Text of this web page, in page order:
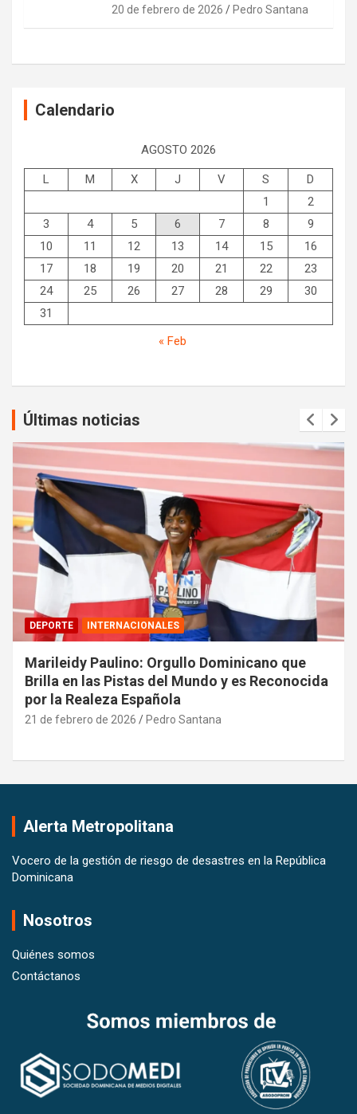
20 de febrero de 2026 Pedro Santana
Calendario
AGOSTO 2026
L M X J V S
D
1
2
3
4 5 6 7 8
9
10
11 12 13 14 15
16
17
18 19 20 21 22
23
24
25 26 27 28 29
30
31
« Feb
Últimas noticias
DEPORTE INTERNACIONALES
Marileidy Paulino: Orgullo Dominicano que
Brilla en las Pistas del Mundo y es Reconocida
por la Realeza Española
21 de febrero de 2026 Pedro Santana
Alerta Metropolitana
Vocero de la gestión de riesgo de desastres en la República
Dominicana
Nosotros
Quiénes somos
Contáctanos